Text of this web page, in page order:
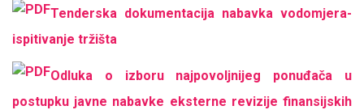
Tenderska dokumentacija nabavka vodomjera-
ispitivanje tržišta
Odluka o izboru najpovoljnijeg ponuđača u
postupku javne nabavke eksterne revizije finansijskih